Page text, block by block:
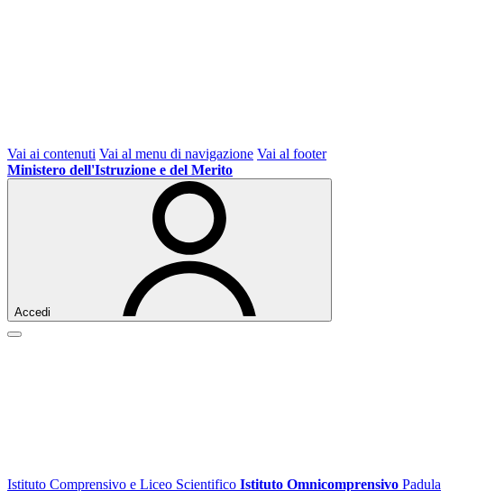
Vai ai contenuti Vai al menu di navigazione Vai al footer
Ministero dell'Istruzione e del Merito
Accedi
Istituto Comprensivo e Liceo Scientifico Istituto Omnicomprensivo Padula